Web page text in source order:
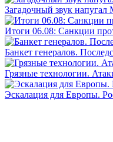
Загадочный звук напугал
Итоги 06.08: Санкции
Банкет генералов.
Грязные технологии.
Эскалация для Европы.